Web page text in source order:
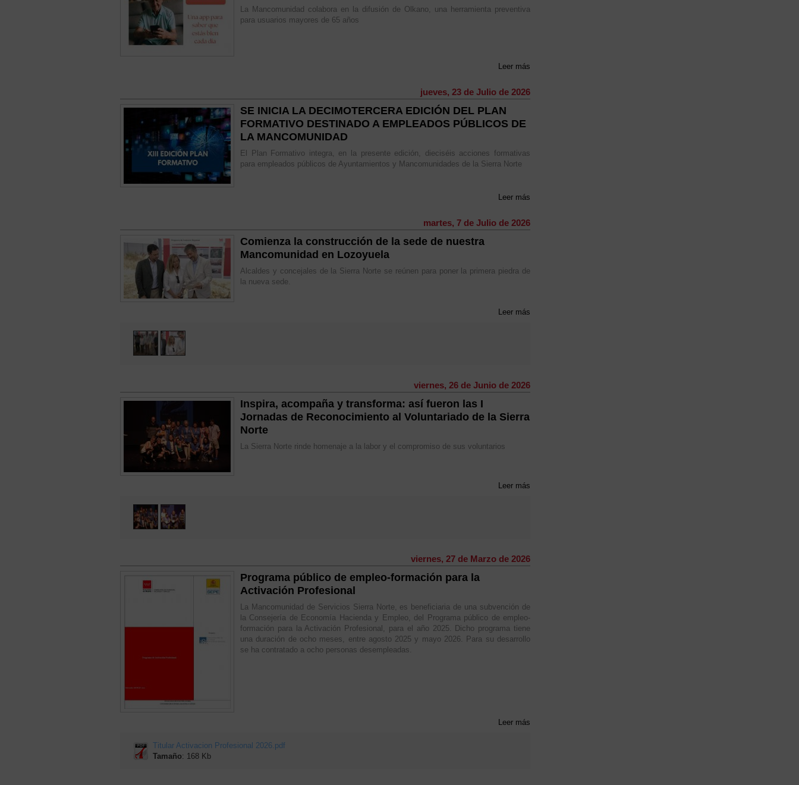
La Mancomunidad colabora en la difusión de Olkano, una herramienta preventiva
para usuarios mayores de 65 años
Leer más
jueves, 23 de Julio de 2026
SE INICIA LA DECIMOTERCERA EDICIÓN DEL PLAN
FORMATIVO DESTINADO A EMPLEADOS PÚBLICOS DE
LA MANCOMUNIDAD
El Plan Formativo integra, en la presente edición, dieciséis acciones formativas
para empleados públicos de Ayuntamientos y Mancomunidades de la Sierra Norte
Leer más
martes, 7 de Julio de 2026
Comienza la construcción de la sede de nuestra
Mancomunidad en Lozoyuela
Alcaldes y concejales de la Sierra Norte se reúnen para poner la primera piedra de
la nueva sede.
Leer más
viernes, 26 de Junio de 2026
Inspira, acompaña y transforma: así fueron las I
Jornadas de Reconocimiento al Voluntariado de la Sierra
Norte
La Sierra Norte rinde homenaje a la labor y el compromiso de sus voluntarios
Leer más
viernes, 27 de Marzo de 2026
Programa público de empleo-formación para la
Activación Profesional
La Mancomunidad de Servicios Sierra Norte, es beneficiaria de una subvención de
la Consejería de Economía Hacienda y Empleo, del Programa público de empleo-
formación para la Activación Profesional, para el año 2025. Dicho programa tiene
una duración de ocho meses, entre agosto 2025 y mayo 2026. Para su desarrollo
se ha contratado a ocho personas desempleadas.
Leer más
Titular Activacion Profesional 2026.pdf
Tamaño: 168 Kb